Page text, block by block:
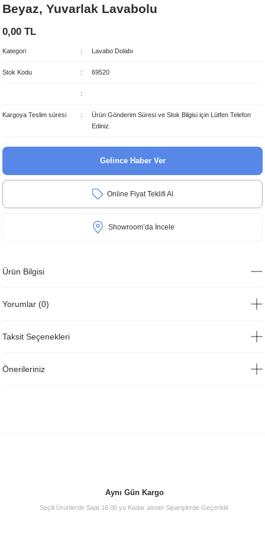
Beyaz, Yuvarlak Lavabolu
0,00 TL
Kategori Lavabo Dolabı
Stok Kodu 69520
Kargoya Teslim süresi
Ürün Gönderim Süresi ve Stok Bilgisi için Lütfen Telefon
Ediniz.
Gelince Haber Ver
Online Fiyat Teklifi Al
Showroom’da İncele
Ürün Bilgisi
Yorumlar (0)
Taksit Seçenekleri
Önerileriniz
Aynı Gün Kargo
Seçili Ürünlerde Saat 16:00 ya Kadar alınan Siparişlerde Geçerlidir